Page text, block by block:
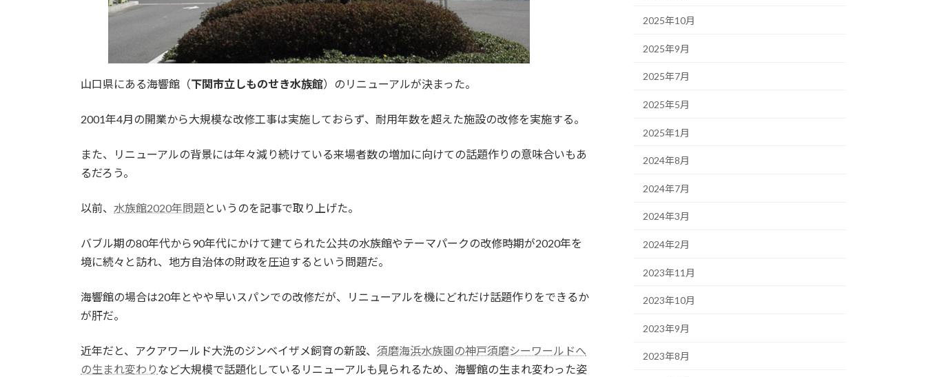
山口県にある海響館（下関市立しものせき水族館）のリニューアルが決まった。
2001年4月の開業から大規模な改修工事は実施しておらず、耐用年数を超えた施設の改修を実施する。
また、リニューアルの背景には年々減り続けている来場者数の増加に向けての話題作りの意味合いもあ
るだろう。
以前、 水族館2020年問題というのを記事で取り上げた。
バブル期の80年代から90年代にかけて建てられた公共の水族館やテーマパークの改修時期が2020年を
境に続々と訪れ、地方自治体の財政を圧迫するという問題だ。
海響館の場合は20年とやや早いスパンでの改修だが、リニューアルを機にどれだけ話題作りをできるか
が肝だ。
近年だと、アクアワールド大洗のジンベイザメ飼育の新設、 須磨海浜水族園の神戸須磨シーワールドへ
の生まれ変わり など大規模で話題化しているリニューアルも見られるため、海響館の生まれ変わった姿
2025年10月
2025年9月
2025年7月
2025年5月
2025年1月
2024年8月
2024年7月
2024年3月
2024年2月
2023年11月
2023年10月
2023年9月
2023年8月